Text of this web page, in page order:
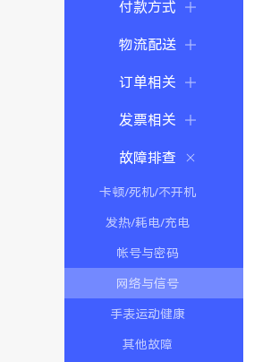
付款方式
物流配送
订单相关
发票相关
故障排查
卡顿/死机/不开机
发热/耗电/充电
帐号与密码
网络与信号
手表运动健康
其他故障